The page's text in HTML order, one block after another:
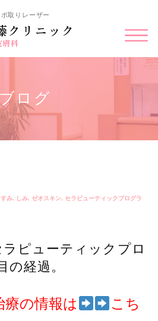
取りレーザー
ログ
すみ, しみ, ゼオスキン, セラピューティックプログラ
ピューティックプロ
の経過。
の情報は こち